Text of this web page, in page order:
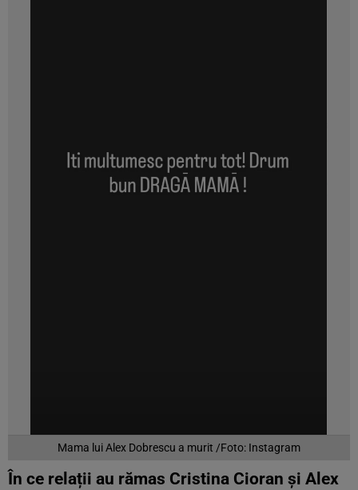
Mama lui Alex Dobrescu a murit /Foto: Instagram
În ce relații au rămas Cristina Cioran și Alex